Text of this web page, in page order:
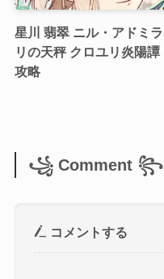
星川 翡翠 ニル・アドミラ
リの天秤 クロユリ炎陽譚
攻略
꧁ Comment ꧂
コメントする